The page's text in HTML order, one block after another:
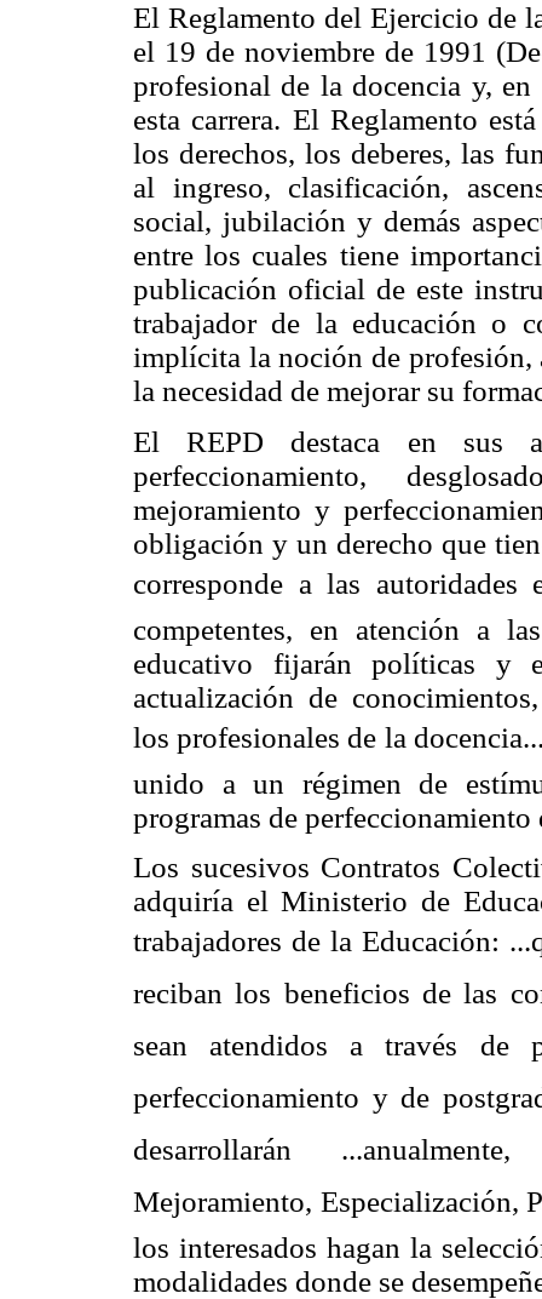
El Reglamento del Ejercicio de
el 19 de noviembre de 1991
profesional de la docencia y,
esta carrera. El Reglamento
los derechos, los deberes, las
al ingreso, clasificación,
social, jubilación y demás
entre los cuales tiene
publicación oficial de este
trabajador de la educación o
implícita la noción de profesión,
la necesidad de mejorar su
El REPD destaca en
perfeccionamiento,
mejoramiento y
obligación y un derecho que
corresponde a las autoridades
competentes, en atención a
educativo fijarán políticas y
actualización de
los profesionales de la
unido a un régimen de
programas de
Los sucesivos Contratos
adquiría el Ministerio de
trabajadores de la Educación:
reciban los beneficios de las
sean atendidos a través de
perfeccionamiento y de
desarrollarán
Mejoramiento, Especialización,
los interesados hagan la
modalidades donde se